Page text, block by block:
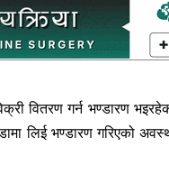
वितरण गर्न भण्डारण
लिई भण्डारण गरिएको